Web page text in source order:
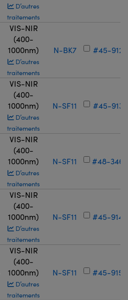
D’autres
traitements
VIS-NIR
(400-
1000nm)
D’autres
traitements
N-BK7 #45-912
VIS-NIR
(400-
1000nm)
D’autres
traitements
N-SF11 #45-913
VIS-NIR
(400-
1000nm)
D’autres
traitements
N-SF11 #48-346
VIS-NIR
(400-
1000nm)
D’autres
traitements
N-SF11 #45-914
VIS-NIR
(400-
1000nm)
D’autres
traitements
N-SF11 #45-915